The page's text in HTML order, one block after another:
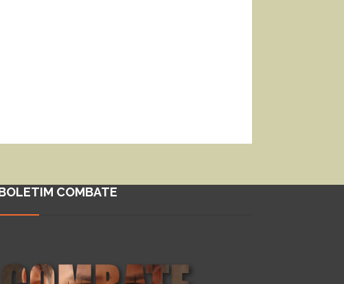
COMBATE